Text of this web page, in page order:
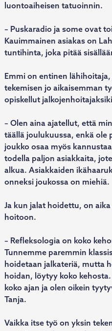
luontoaiheisen tatuoinnin.
– Puskaradio ja some ovat
Kauimmainen asiakas on
tuntihinta, joka pitää
Emmi on entinen
tekemisen jo aikaisemman
opiskellut
– Olen aina ajatellut, että
täällä joulukuussa, enkä ole
joukko osaa myös
todella paljon asiakkaita,
alkua. Asiakkaiden
onneksi joukossa on miehiä.
Ja kun jalat hoidettu, on
hoitoon.
– Refleksologia on koko
Tunnemme paremmin
hoidetaan jalkateriä, mutta
hoidan, löytyy koko
koko ajan ja olen oikein
Tanja.
Vaikka itse työ on yksin